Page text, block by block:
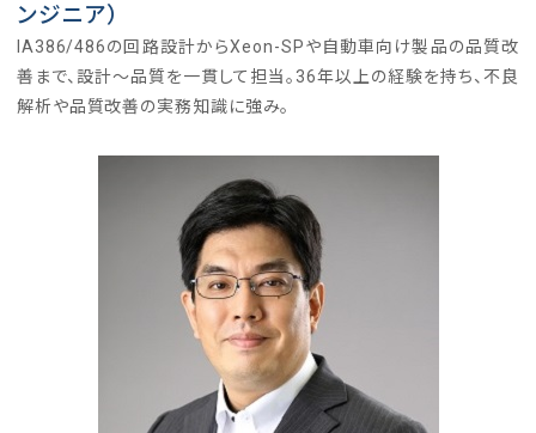
ンジニア）
IA386/486の回路設計からXeon-SPや自動車向け製品の品質改
善まで、設計〜品質を一貫して担当。36年以上の経験を持ち、不良
解析や品質改善の実務知識に強み。